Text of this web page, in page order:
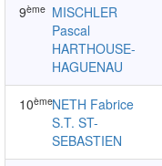
9ème MISCHLER
Pascal
HARTHOUSE-
HAGUENAU
10èmeNETH Fabrice
S.T. ST-
SEBASTIEN